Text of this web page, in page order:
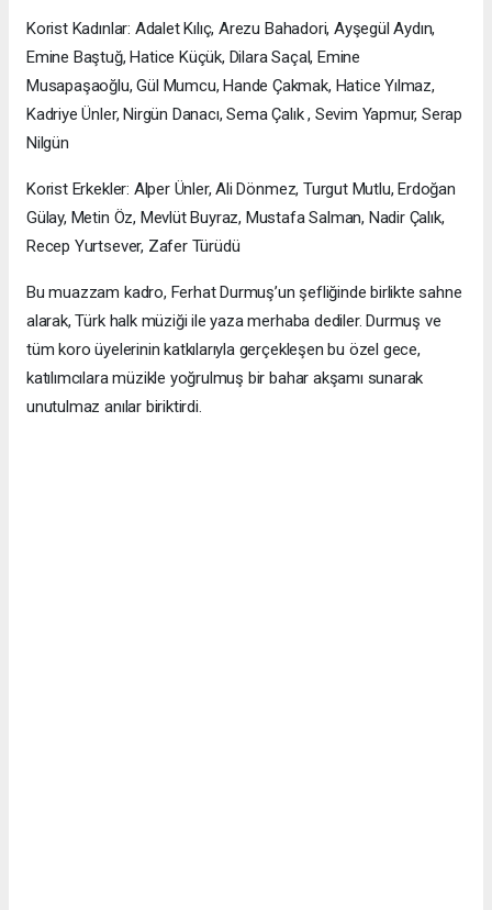
Korist Kadınlar: Adalet Kılıç, Arezu Bahadori, Ayşegül Aydın,
Emine Baştuğ, Hatice Küçük, Dilara Saçal, Emine
Musapaşaoğlu, Gül Mumcu, Hande Çakmak, Hatice Yılmaz,
Kadriye Ünler, Nirgün Danacı, Sema Çalık , Sevim Yapmur, Serap
Nilgün
Korist Erkekler: Alper Ünler, Ali Dönmez, Turgut Mutlu, Erdoğan
Gülay, Metin Öz, Mevlüt Buyraz, Mustafa Salman, Nadir Çalık,
Recep Yurtsever, Zafer Türüdü
Bu muazzam kadro, Ferhat Durmuş’un şefliğinde birlikte sahne
alarak, Türk halk müziği ile yaza merhaba dediler. Durmuş ve
tüm koro üyelerinin katkılarıyla gerçekleşen bu özel gece,
katılımcılara müzikle yoğrulmuş bir bahar akşamı sunarak
unutulmaz anılar biriktirdi.